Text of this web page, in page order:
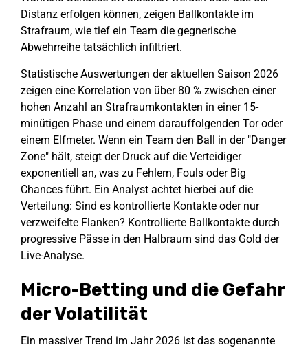
Distanz erfolgen können, zeigen Ballkontakte im
Strafraum, wie tief ein Team die gegnerische
Abwehrreihe tatsächlich infiltriert.
Statistische Auswertungen der aktuellen Saison 2026
zeigen eine Korrelation von über 80 % zwischen einer
hohen Anzahl an Strafraumkontakten in einer 15-
minütigen Phase und einem darauffolgenden Tor oder
einem Elfmeter. Wenn ein Team den Ball in der "Danger
Zone" hält, steigt der Druck auf die Verteidiger
exponentiell an, was zu Fehlern, Fouls oder Big
Chances führt. Ein Analyst achtet hierbei auf die
Verteilung: Sind es kontrollierte Kontakte oder nur
verzweifelte Flanken? Kontrollierte Ballkontakte durch
progressive Pässe in den Halbraum sind das Gold der
Live-Analyse.
Micro-Betting und die Gefahr
der Volatilität
Ein massiver Trend im Jahr 2026 ist das sogenannte